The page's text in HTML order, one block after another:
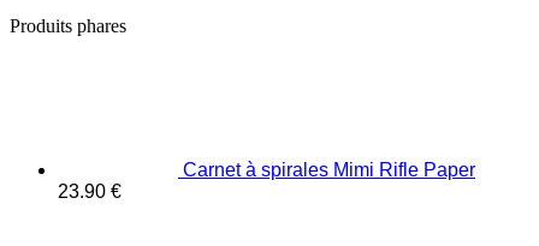
Produits phares
Carnet à spirales Mimi Rifle Paper
23.90 €